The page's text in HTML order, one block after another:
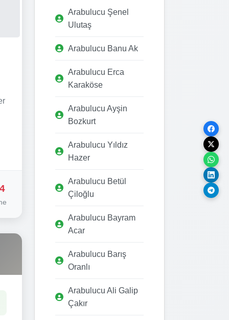
Arabulucu Şenel
Ulutaş
Arabulucu Banu Ak
Arabulucu Erca
Karaköse
Arabulucu Ayşin
Bozkurt
Arabulucu Yıldız
Hazer
Arabulucu Betül
Çiloğlu
Arabulucu Bayram
Acar
Arabulucu Barış
Oranlı
Arabulucu Ali Galip
Çakır